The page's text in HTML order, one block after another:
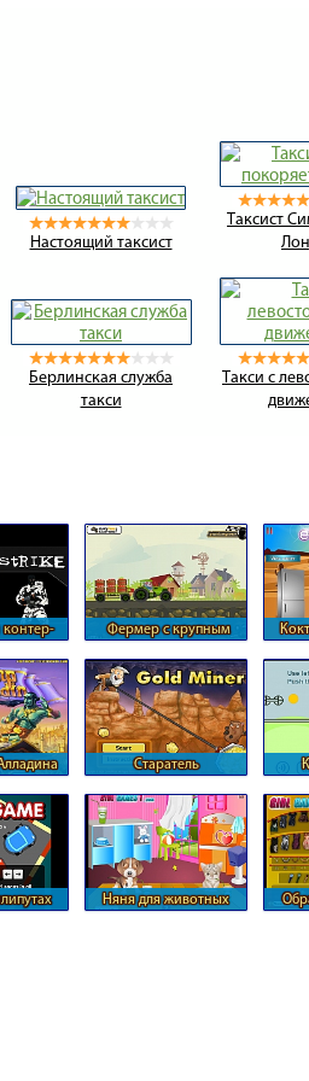
Настоящий таксист
Таксист
Берлинская служба
такси
Такси с
Фермер с крупным
Старатель
Няня для животных